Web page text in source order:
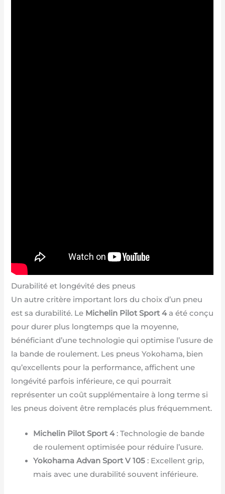
Durabilité et longévité des pneus
Un autre critère important lors du choix d’un pneu
est sa durabilité. Le Michelin Pilot Sport 4a été conçu
pour durer plus longtemps que la moyenne,
bénéficiant d’une technologie qui optimise l’usure de
la bande de roulement. Les pneus Yokohama, bien
qu’excellents pour la performance, affichent une
longévité parfois inférieure, ce qui pourrait
représenter un coût supplémentaire à long terme si
les pneus doivent être remplacés plus fréquemment.
Michelin Pilot Sport 4: Technologie de bande
de roulement optimisée pour réduire l’usure.
Yokohama Advan Sport V 105 : Excellent grip,
mais avec une durabilité souvent inférieure.